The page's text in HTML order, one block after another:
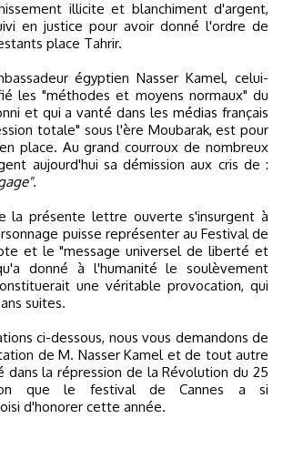
illicite et blanchiment d'argent,
en justice pour avoir donné l'ordre de
place Tahrir.
égyptien Nasser Kamel, celui-
les "méthodes et moyens normaux" du
et qui a vanté dans les médias français
totale" sous l'ère Moubarak, est pour
place. Au grand courroux de nombreux
aujourd'hui sa démission aux cris de :
la présente lettre ouverte s'insurgent à
puisse représenter au Festival de
et le "message universel de liberté et
donné à l'humanité le soulèvement
une véritable provocation, qui
suites.
ci-dessous, nous vous demandons de
de M. Nasser Kamel et de tout autre
dans la répression de la Révolution du 25
que le festival de Cannes a si
d'honorer cette année.